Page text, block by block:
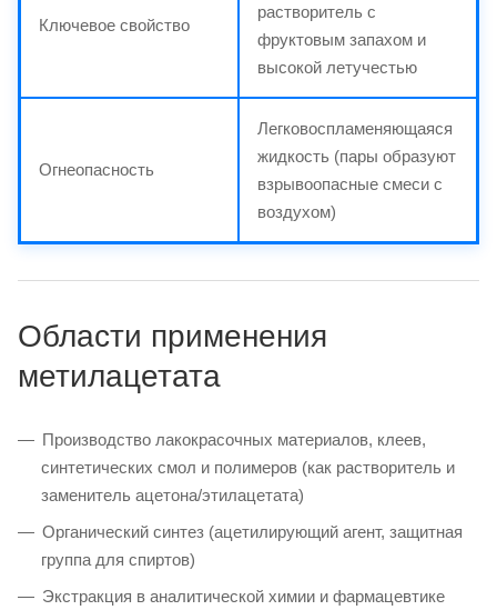
Ключевое свойство
растворитель с
фруктовым запахом и
высокой летучестью
Огнеопасность
Легковоспламеняющаяся
жидкость (пары образуют
взрывоопасные смеси с
воздухом)
Области применения
метилацетата
Производство лакокрасочных материалов, клеев,
синтетических смол и полимеров (как растворитель и
заменитель ацетона/этилацетата)
Органический синтез (ацетилирующий агент, защитная
группа для спиртов)
Экстракция в аналитической химии и фармацевтике